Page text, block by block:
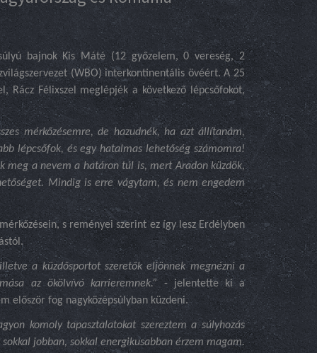
bajnok Kis Máté (12 győzelem, 0 vereség, 2
(WBO) interkontinentális övéért. A 25
Félixszel meglépjék a következő lépcsőfokot,
mérkőzésemre, de hazudnék, ha azt állítanám,
lépcsőfok, és egy hatalmas lehetőség számomra!
meg a nevem a határon túl is, mert Aradon küzdök,
Mindig is erre vágytam, és nem engedem
s reményei szerint ez így lesz Erdélyben
a küzdősportot szeretők eljönnek megnézni a
az ökölvívó karrieremnek.”- jelentette ki a
először fog nagyközépsúlyban küzdeni.
komoly tapasztalatokat szereztem a súlyhozás
jobban, sokkal energikusabban érzem magam.